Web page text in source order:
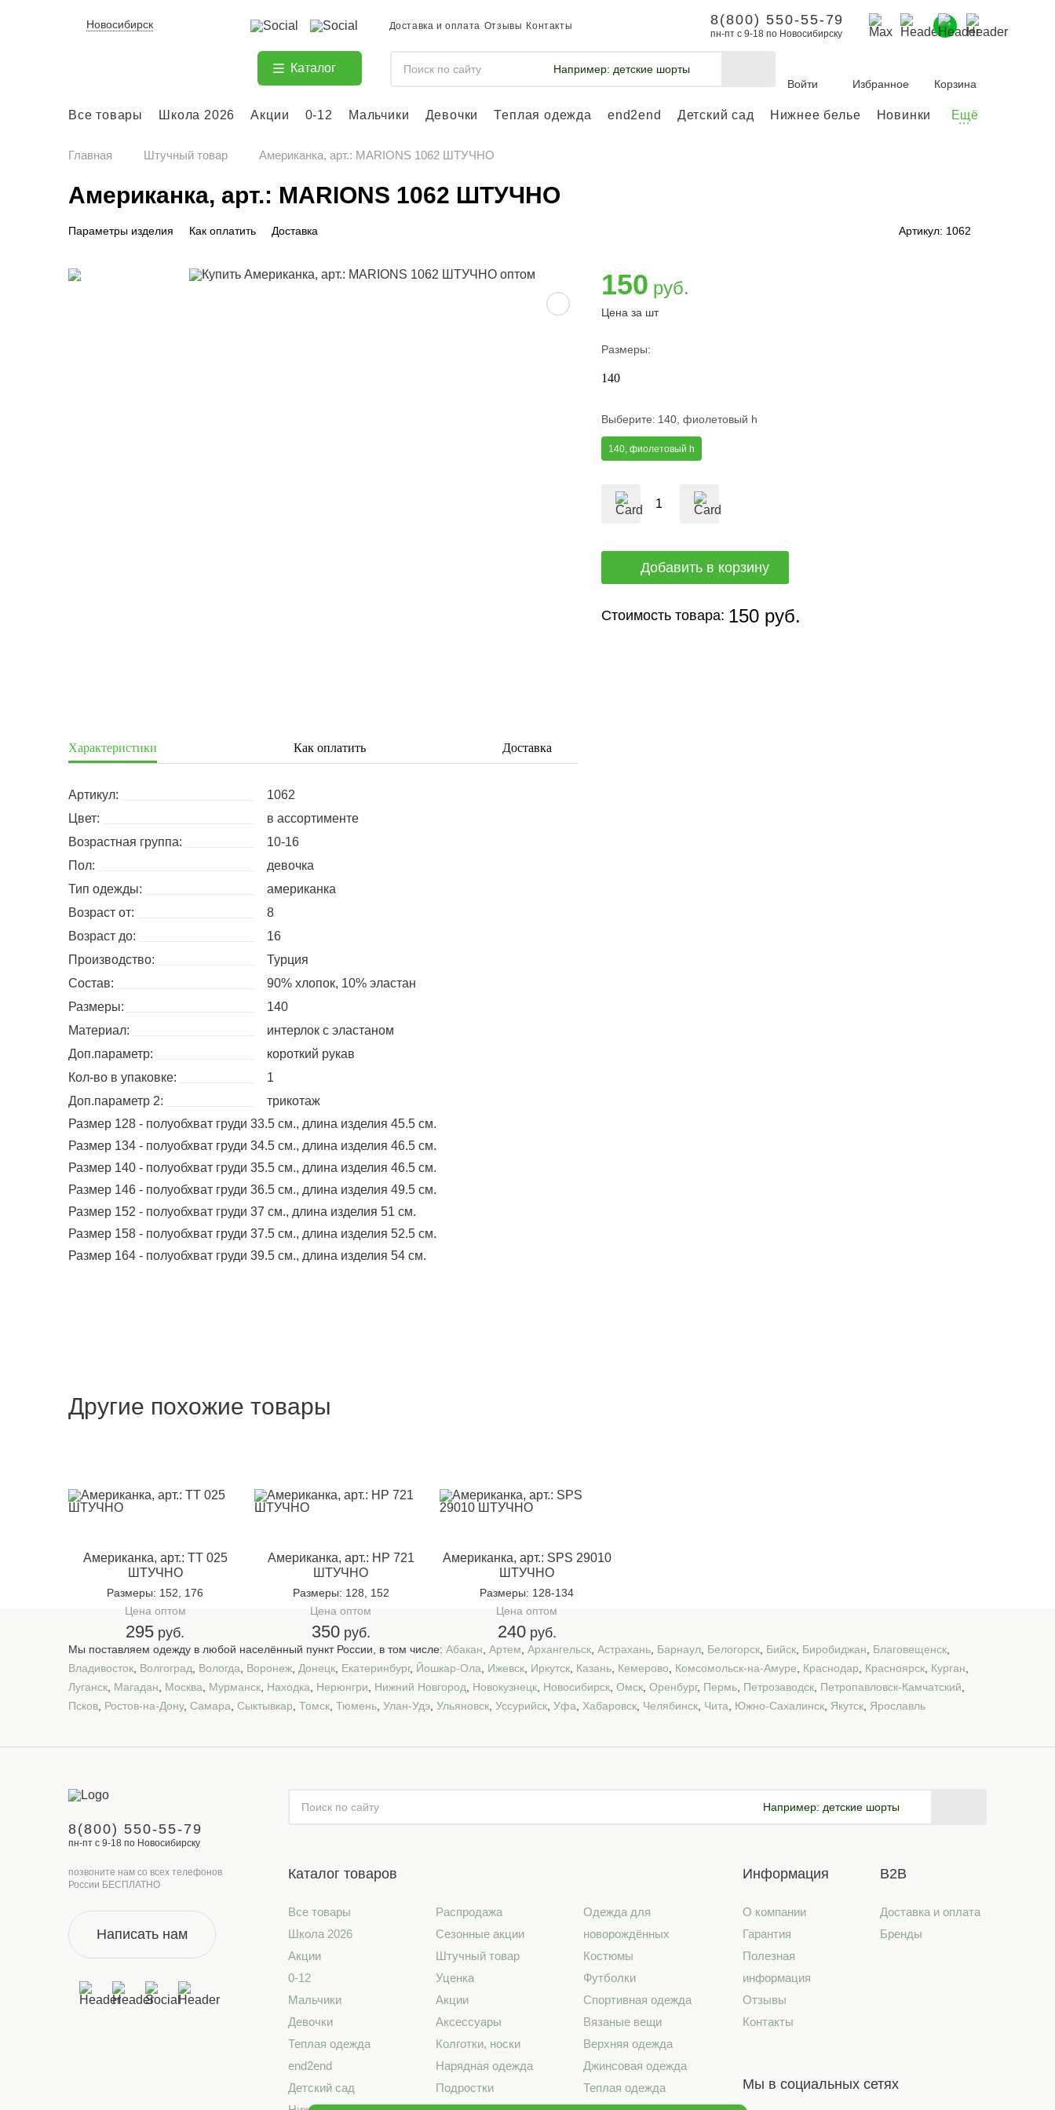
Новосибирск Доставка и оплата Отзывы Контакты 8(800) 550-55-79
пн-пт с 9-18 по Новосибирску
Каталог Например: детские шорты
Войти
Избранное Корзина
Все товары Школа 2026 Акции 0-12 Мальчики Девочки Теплая одежда end2end Детский сад Нижнее белье Новинки Ещё
...
Главная Штучный товар Американка, арт.: MARIONS 1062 ШТУЧНО
Американка, арт.: MARIONS 1062 ШТУЧНО
Параметры изделия Как оплатить Доставка Артикул: 1062
150 руб.
Цена за шт
Размеры:
140
Выберите: 140, фиолетовый h
140, фиолетовый h
Стоимость товара: 150 руб.
Характеристики Как оплатить Доставка
Артикул:
1062
Цвет:
в ассортименте
Возрастная группа:
10-16
Пол:
девочка
Тип одежды:
американка
Возраст от:
8
Возраст до:
16
Производство:
Турция
Состав:
90% хлопок, 10% эластан
Размеры:
140
Материал:
интерлок с эластаном
Доп.параметр:
короткий рукав
Кол-во в упаковке:
1
Доп.параметр 2:
трикотаж
Размер 128 - полуобхват груди 33.5 см., длина изделия 45.5 см.
Размер 134 - полуобхват груди 34.5 см., длина изделия 46.5 см.
Размер 140 - полуобхват груди 35.5 см., длина изделия 46.5 см.
Размер 146 - полуобхват груди 36.5 см., длина изделия 49.5 см.
Размер 152 - полуобхват груди 37 см., длина изделия 51 см.
Размер 158 - полуобхват груди 37.5 см., длина изделия 52.5 см.
Размер 164 - полуобхват груди 39.5 см., длина изделия 54 см.
Другие похожие товары
Американка, арт.: TT 025
ШТУЧНО
Размеры: 152, 176
Цена оптом
295 руб.
Американка, арт.: HP 721
ШТУЧНО
Размеры: 128, 152
Цена оптом
350руб.
Американка, арт.: SPS 29010
ШТУЧНО
Размеры: 128-134
Цена оптом
240руб.
Мы поставляем одежду в любой населённый пункт России, в том числе: Абакан Артем Архангельск Астрахань Барнаул Белогорск Бийск Биробиджан Благовещенск
Владивосток Волгоград Вологда Воронеж Донецк Екатеринбург, Йошкар-Ола Ижевск Иркутск Казань Кемерово Комсомольск-на-Амуре Краснодар Красноярск Курган
Луганск Магадан Москва Мурманск Находка Нерюнгри Нижний Новгород Новокузнецк Новосибирск Омск Оренбург, Пермь Петрозаводск Петропавловск-Камчатский
Псков Ростов-на-Дону, Самара Сыктывкар Томск Тюмень Улан-Удэ Ульяновск Уссурийск Уфа Хабаровск Челябинск Чита Южно-Сахалинск Якутск Ярославль
8(800) 550-55-79
пн-пт с 9-18 по Новосибирску
позвоните нам со всех телефонов
России БЕСПЛАТНО
Написать нам
Например: детские шорты
Каталог товаров
Все товары
Школа 2026
Акции
0-12
Мальчики
Девочки
Теплая одежда
end2end
Детский сад
Распродажа
Сезонные акции
Штучный товар
Уценка
Акции
Аксессуары
Колготки, носки
Нарядная одежда
Подростки
Одежда для
новорождённых
Костюмы
Футболки
Спортивная одежда
Вязаные вещи
Верхняя одежда
Джинсовая одежда
Теплая одежда
Информация
О компании
Гарантия
Полезная
информация
Отзывы
Контакты
B2B
Доставка и оплата
Бренды
Мы в социальных сетях